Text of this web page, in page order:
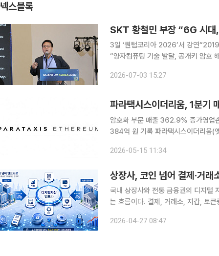
넥스블록
SKT 황철민 부장 “6G 시대
3일 ‘퀀텀코리아 2026’서 강연
“양자컴퓨팅 기술 발달, 공개키 암호 해
인공지능(AI)과 연결되는 초연결 사회
2026-07-03 15:27
파라택시스이더리움, 1분
암호화 부문 매출 362.9% 증가영업
384억 원 기록 파라택시스이더리움(옛 신시웨이)이 올해 1분기 매출 26억9858만 원을 기록했다
웨어 부문이 견인했다. 소프트웨어 부
2026-05-15 11:34
상장사, 코인 넘어 결제·거
국내 상장사와 전통 금융권의 디지털
는 흐름이다. 결제, 거래소, 지갑, 토
26일 금융감독원 전자공시시스템
2026-04-27 08:47